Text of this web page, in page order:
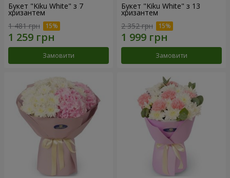
Букет "Kiku White" з 7
хризантем
1 481 грн
Замовити
Букет "Kiku White" з 13
хризантем
2 352 грн
Замовити